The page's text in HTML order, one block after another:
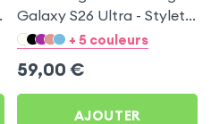
Galaxy S26 Ultra - Stylet
officiel Argent ombré by
+ 5 couleurs
59,00 €
AJOUTER